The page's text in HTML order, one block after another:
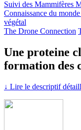
Suivi des Mammifères
Connaissance du
végétal
The Drone Connection
Une proteine
formation des
↓ Lire le descriptif